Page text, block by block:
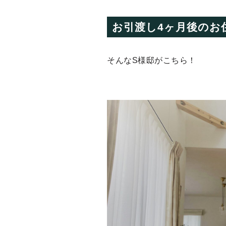
お引渡し4ヶ月後のお
そんなS様邸がこちら！